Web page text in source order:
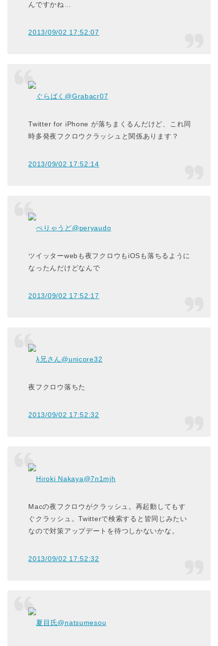
んですかね…
2013/09/02 17:52:07
ぐらばく @Grabacr07
Twitter for iPhone が落ちまくるんだけど、これ同
時多発夜フクロウクラッシュと関係あります？
2013/09/02 17:52:14
ぺりゃうど@peryaudo
ツイッターwebも夜フクロウもiOSも落ちるように
なったんだけどなんで
2013/09/02 17:52:17
λ兄さん@unicore32
夜フクロウ落ちた
2013/09/02 17:52:32
Hiroki Nakaya@7n1mjh
Macの夜フクロウがクラッシュ。再起動してもす
ぐクラッシュ。Twitterで検索すると皆同じみたい
なので対策アップデートを待つしかないかな。
2013/09/02 17:52:32
夏目氏@natsumesou